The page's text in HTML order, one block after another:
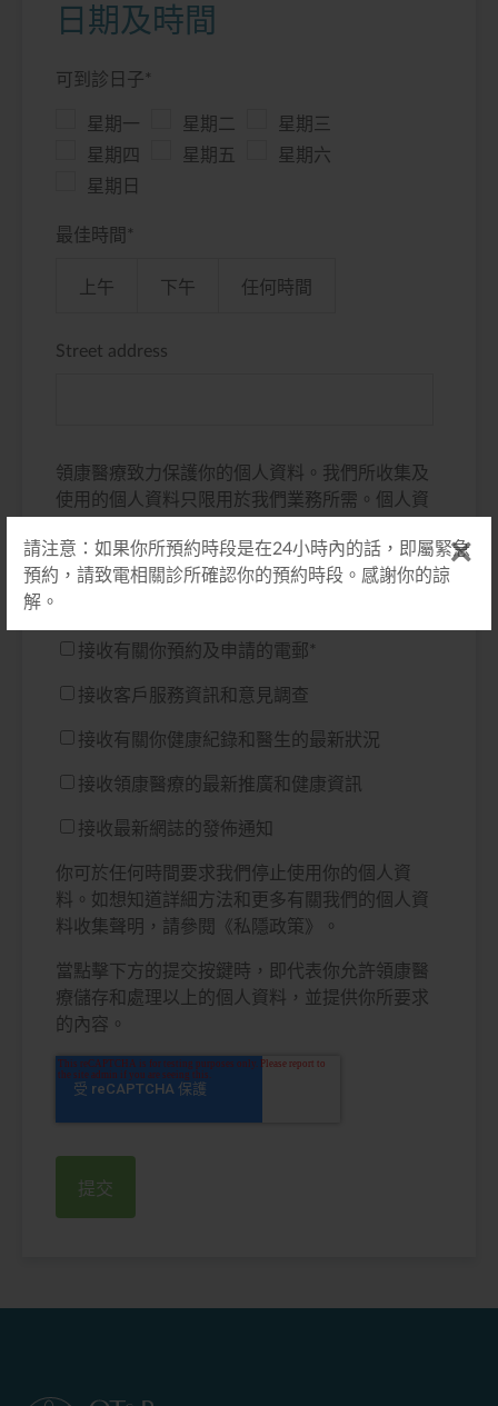
請注意：如果你所預約時段是在24小時內的話，即屬緊急
預約，請致電相關診所確認你的預約時段。感謝你的諒
解。
日期及時間
可到診日子 *
星期一 星期二
星期三
星期四
星期五
星期六
星期日
最佳時間 *
上午 下午 任何時間
Street address
領康醫療致力保護你的個人資料。我們所收集及
使用的個人資料只限用於我們業務所需。個人資
作推廣用途，我們將不定期以電郵等方式與你聯
絡。如你同意我們將你的個人資料用作推廣用
接收有關你預約及申請的電郵 *
接收客戶服務資訊和意見調查
接收有關你健康紀錄和醫生的最新狀況
接收領康醫療的最新推廣和健康資訊
接收最新網誌的發佈通知
你可於任何時間要求我們停止使用你的個人資
料。如想知道詳細方法和更多有關我們的個人資
料收集聲明，請參閱《私隱政策》。
當點擊下方的提交按鍵時，即代表你允許領康醫
療儲存和處理以上的個人資料，並提供你所要求
的內容。